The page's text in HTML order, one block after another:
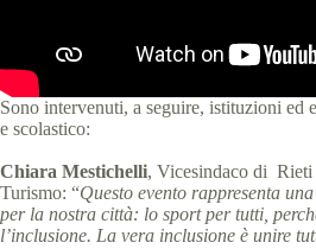
Sono intervenuti, a seguire, istituzioni ed
e scolastico:
Chiara Mestichelli, Vicesindaco di Rieti
Turismo: “Questo evento rappresenta
per la nostra città: lo sport per tutti,
l’inclusione. La vera inclusione è unire